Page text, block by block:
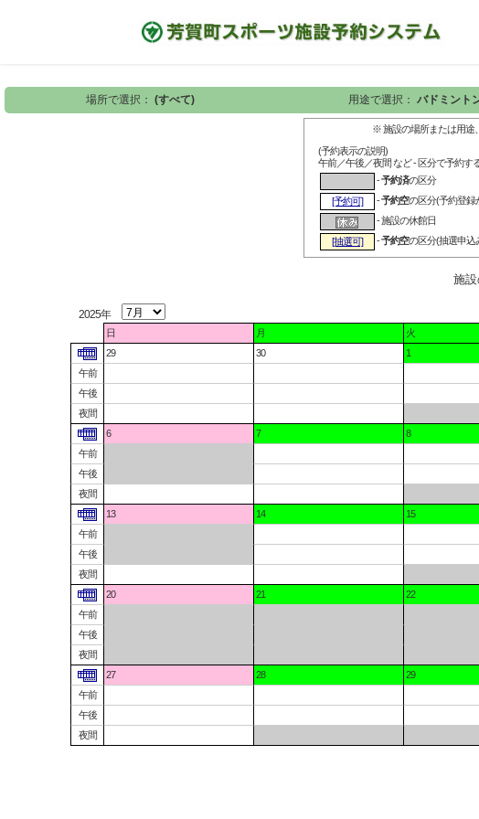
場所で選択：(すべて) 用途で選択：バドミント
※ 施設の場所または用途
(予約表示の説明)
午前／午後／夜間 など - 区分で予約す
-予約済の区分
[予約可]
-予約空の区分(予約登録
- 施設の休館日
[抽選可]
-予約空の区分(抽選申込
施
2025年
日 月 火
29
30 1
午前
午後
夜間
6
7 8
午前
午後
夜間
13
14 15
午前
午後
夜間
20
21 22
午前
午後
夜間
27
28 29
午前
午後
夜間